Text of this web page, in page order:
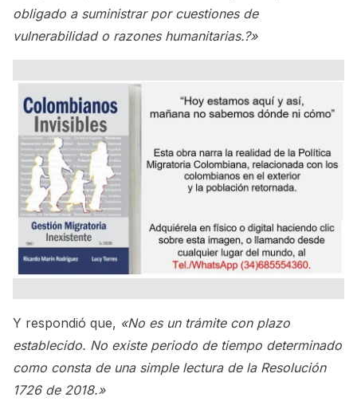
obligado a suministrar por cuestiones de
vulnerabilidad o razones humanitarias.?»
Y respondió que, «No es un trámite con plazo
establecido. No existe periodo de tiempo determinado
como consta de una simple lectura de la Resolución
1726 de 2018.»